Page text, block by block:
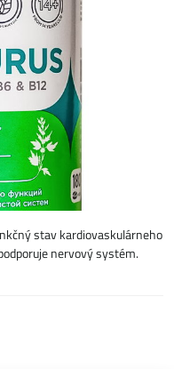
stav kardiovaskulárneho
nervový systém.